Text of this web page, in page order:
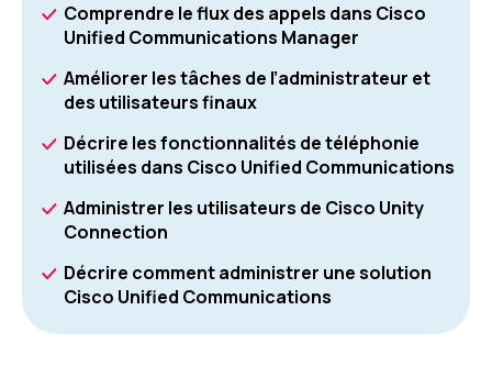
Comprendre le flux des appels dans Cisco
Unified Communications Manager
Améliorer les tâches de l’administrateur et
des utilisateurs finaux
Décrire les fonctionnalités de téléphonie
utilisées dans Cisco Unified Communications
Administrer les utilisateurs de Cisco Unity
Connection
Décrire comment administrer une solution
Cisco Unified Communications